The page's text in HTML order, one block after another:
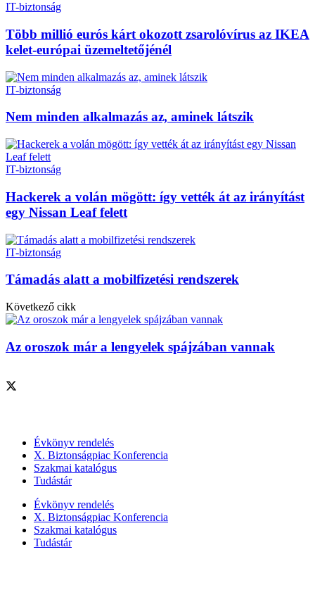
IT-biztonság
Több millió eurós kárt okozott zsarolóvírus az IKEA
kelet-európai üzemeltetőjénél
IT-biztonság
Nem minden alkalmazás az, aminek látszik
IT-biztonság
Hackerek a volán mögött: így vették át az irányítást
egy Nissan Leaf felett
IT-biztonság
Támadás alatt a mobilfizetési rendszerek
Következő cikk
Az oroszok már a lengyelek spájzában vannak
Évkönyv rendelés
X. Biztonságpiac Konferencia
Szakmai katalógus
Tudástár
Évkönyv rendelés
X. Biztonságpiac Konferencia
Szakmai katalógus
Tudástár